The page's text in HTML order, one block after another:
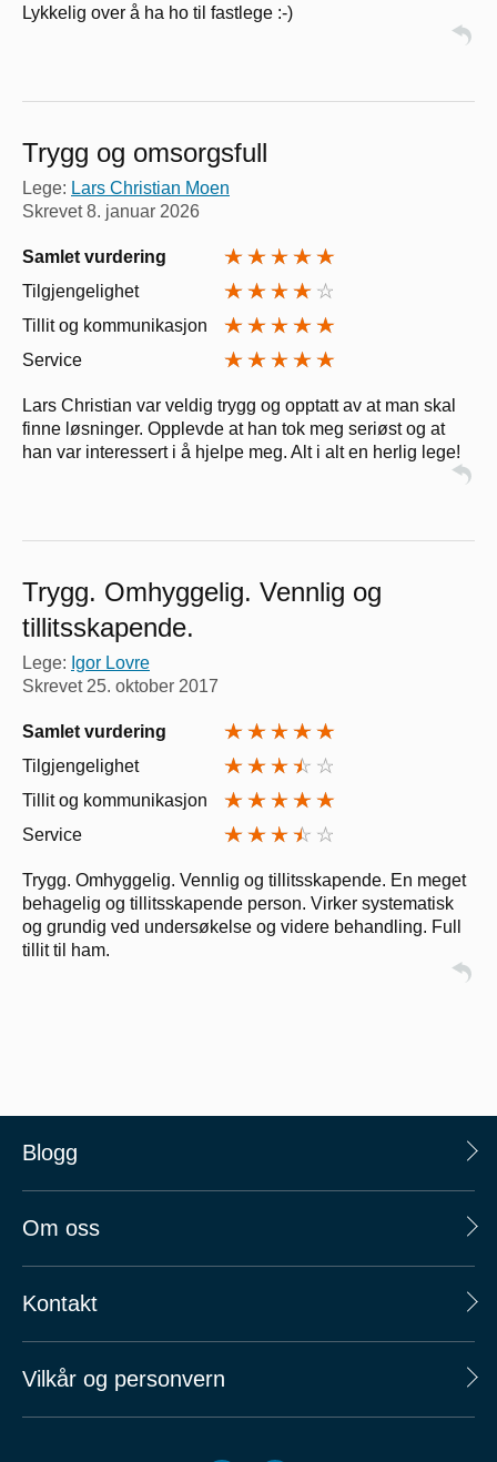
Lykkelig over å ha ho til fastlege :-)
Trygg og omsorgsfull
Lege: Lars Christian Moen
Skrevet8. januar 2026
Samlet vurdering
Tilgjengelighet
Tillit og kommunikasjon
Service
Lars Christian var veldig trygg og opptatt av at man skal
finne løsninger. Opplevde at han tok meg seriøst og at
han var interessert i å hjelpe meg. Alt i alt en herlig lege!
Trygg. Omhyggelig. Vennlig og
tillitsskapende.
Lege: Igor Lovre
Skrevet 25. oktober 2017
Samlet vurdering
Tilgjengelighet
Tillit og kommunikasjon
Service
Trygg. Omhyggelig. Vennlig og tillitsskapende. En meget
behagelig og tillitsskapende person. Virker systematisk
og grundig ved undersøkelse og videre behandling. Full
tillit til ham.
Blogg
Om oss
Kontakt
Vilkår og personvern